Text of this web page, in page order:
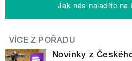
Jak nás naladíte na
VÍCE Z POŘADU
Novinky z